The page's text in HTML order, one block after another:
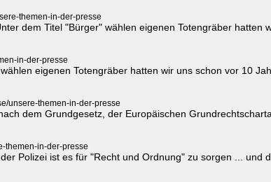
themen-in-der-presse
dem Titel "Bürger" wählen eigenen Totengräber hatten
in-der-presse
eigenen Totengräber hatten wir uns schon vor 10
unsere-themen-in-der-presse
dem Grundgesetz, der Europäischen
themen-in-der-presse
Polizei ist es für "Recht und Ordnung" zu sorgen ... und